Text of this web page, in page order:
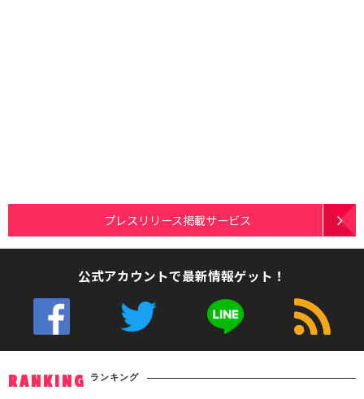
プレスリリース掲載サービス
公式アカウントで最新情報ゲット！
RANKING ランキング